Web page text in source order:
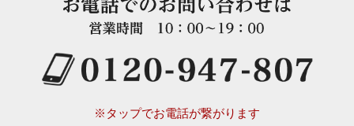
※タップでお電話が繋がります